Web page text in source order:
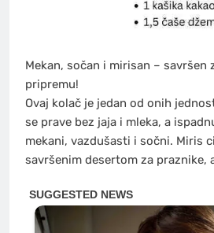
Mekan, sočan i mirisan – savršen
pripremu!
Ovaj kolač je jedan od onih
se prave bez jaja i mleka, a
mekani, vazdušasti i sočni. Miris
savršenim desertom za praznike,